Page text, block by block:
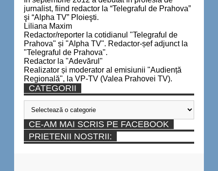
jurnalist, fiind redactor la “Telegraful de Prahova”
şi “Alpha TV” Ploieşti.
Liliana Maxim
Redactor/reporter la cotidianul "Telegraful de
Prahova" și "Alpha TV". Redactor-șef adjunct la
"Telegraful de Prahova".
Redactor la "Adevărul"
Realizator și moderator al emisiunii "Audiență
Regională", la VP-TV (Valea Prahovei TV).
CATEGORII
Categorii
CE-AM MAI SCRIS PE FACEBOOK
PRIETENII NOSTRII: